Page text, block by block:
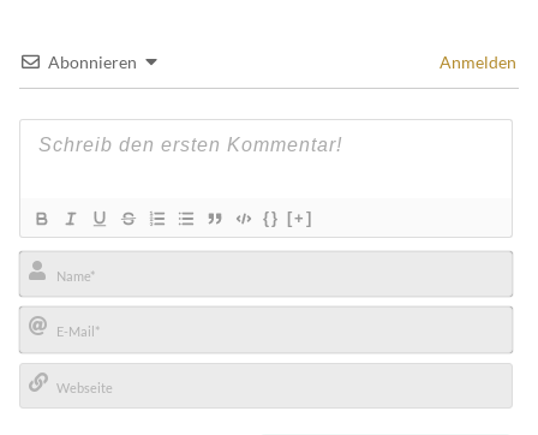
Abonnieren Anmelden
{} [+]
Name*
E-
Mail*